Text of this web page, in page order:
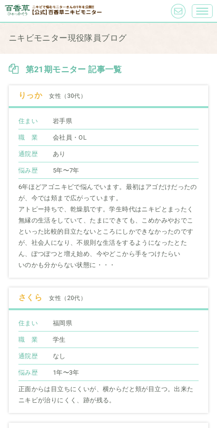
ニキビモニター現役隊員ブログ
第21期モニター 記事一覧
りっか 女性（30代）
住まい 岩手県
職 業 会社員・OL
通院歴 あり
悩み歴 5年〜7年
6年ほどアゴニキビで悩んでいます。最初はアゴだけだったの
が、今では頬まで広がっています。
アトピー持ちで、乾燥肌です。学生時代はニキビとまったく
無縁の生活をしていて、たまにできても、こめかみやおでこ
といった比較的目立たないところにしかできなかったのです
が、社会人になり、不規則な生活をするようになったとた
ん、ぽつぽつと増え始め、今やどこから手をつけたらい
いのかも分からない状態に・・・
さくら 女性（20代）
住まい 福岡県
職 業 学生
通院歴 なし
悩み歴 1年〜3年
正面からは目立ちにくいが、横からだと頬が目立つ。出来た
ニキビが治りにくく、跡が残る。